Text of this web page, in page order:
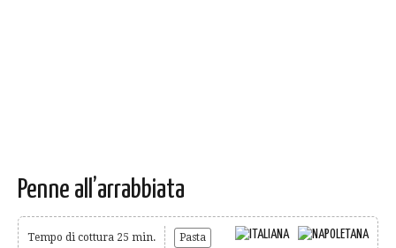
Penne all’arrabbiata
Tempo di cottura 25 min. Pasta